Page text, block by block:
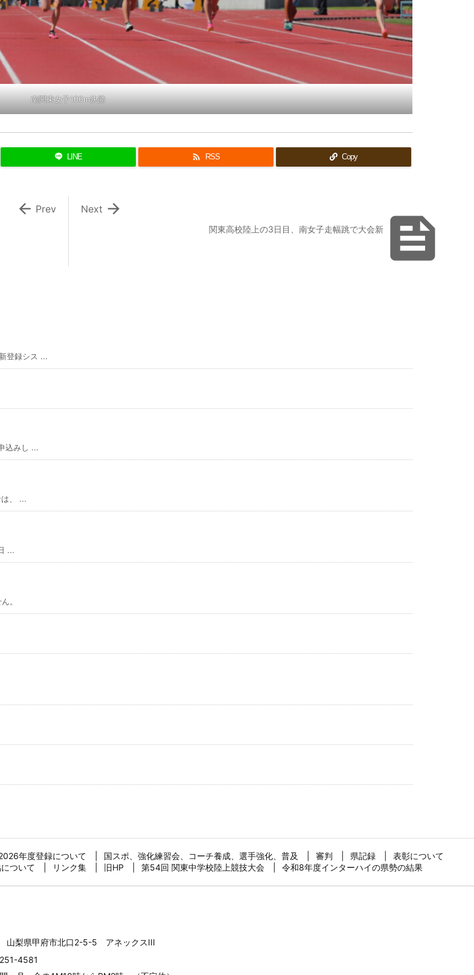
南関東女子100m決勝
LINE  RSS Copy

関東高校陸上の3日目、南女子走幅跳で大会新

Next
 Prev
登録シス ...
込みし ...
、 ...
...
。
年度登録について 国スポ、強化練習会、コーチ養成、選手強化、普及 審判 県記録
表彰について
ついて リンク集 旧HP 第54回 関東中学校陸上競技大会 令和8年度インターハイの県勢の結果
梨県甲府市北口2-5-5 アネックスIII
4581